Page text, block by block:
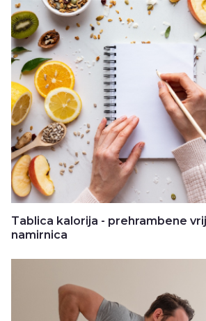
Tablica kalorija - prehrambene
namirnica